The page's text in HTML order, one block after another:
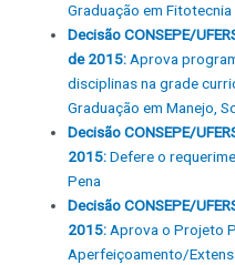
Graduação em Fitotecnia
Decisão CONSEPE/
de 2015:Aprova
disciplinas na grade
Graduação em Manejo,
Decisão CONSEPE/
2015:Defere o
Pena
Decisão CONSEPE/
2015:Aprova o Projeto
Aperfeiçoamento/